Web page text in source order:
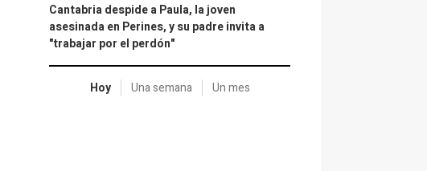
Cantabria despide a Paula, la joven
asesinada en Perines, y su padre invita a
"trabajar por el perdón"
Hoy Una semana Un mes